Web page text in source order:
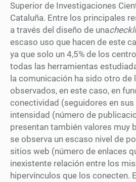
Superior de Investigaciones
Cataluña. Entre los principales
a través del diseño de una
escaso uso que hacen de este
ya que solo un 4,5% de los
todas las herramientas
la comunicación ha sido otro de
observados, en este caso, en
conectividad (seguidores en
intensidad (número de
presentan también valores muy
se observa un escaso nivel de
sitios web (número de enlaces
inexistente relación entre los
hipervínculos que los conecten.